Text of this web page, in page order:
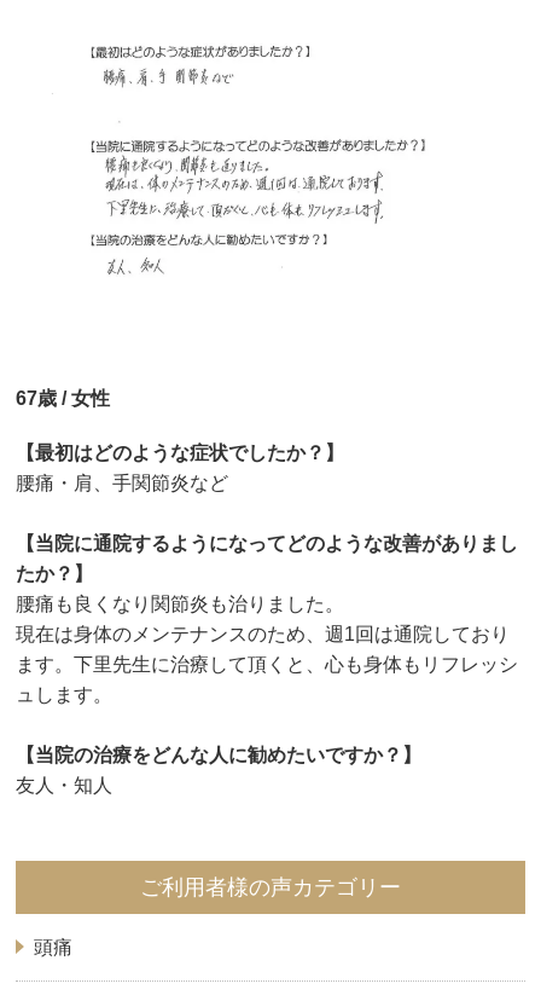
67歳 / 女性
【最初はどのような症状でしたか？】
腰痛・肩、手関節炎など
【当院に通院するようになってどのような改善がありまし
たか？】
腰痛も良くなり関節炎も治りました。
現在は身体のメンテナンスのため、週1回は通院しており
ます。下里先生に治療して頂くと、心も身体もリフレッシ
ュします。
【当院の治療をどんな人に勧めたいですか？】
友人・知人
ご利用者様の声カテゴリー
頭痛